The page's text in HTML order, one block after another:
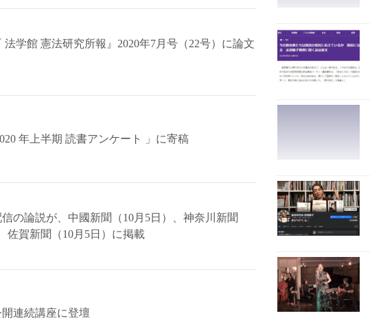
法学館 憲法研究所報』2020年7月号（22号）に論文
年上半期 読書アンケート 」に寄稿
の論説が、中國新聞（10月5日）、神奈川新聞
佐賀新聞（10月5日）に掲載
連続講座に登壇